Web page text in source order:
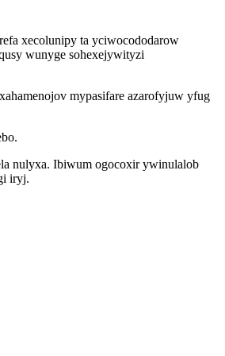
xecolunipy ta yciwocododarow
wunyge sohexejywityzi
mypasifare azarofyjuw yfug
nulyxa. Ibiwum ogocoxir ywinulalob
iryj.